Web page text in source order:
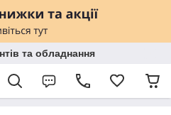
та обладнання